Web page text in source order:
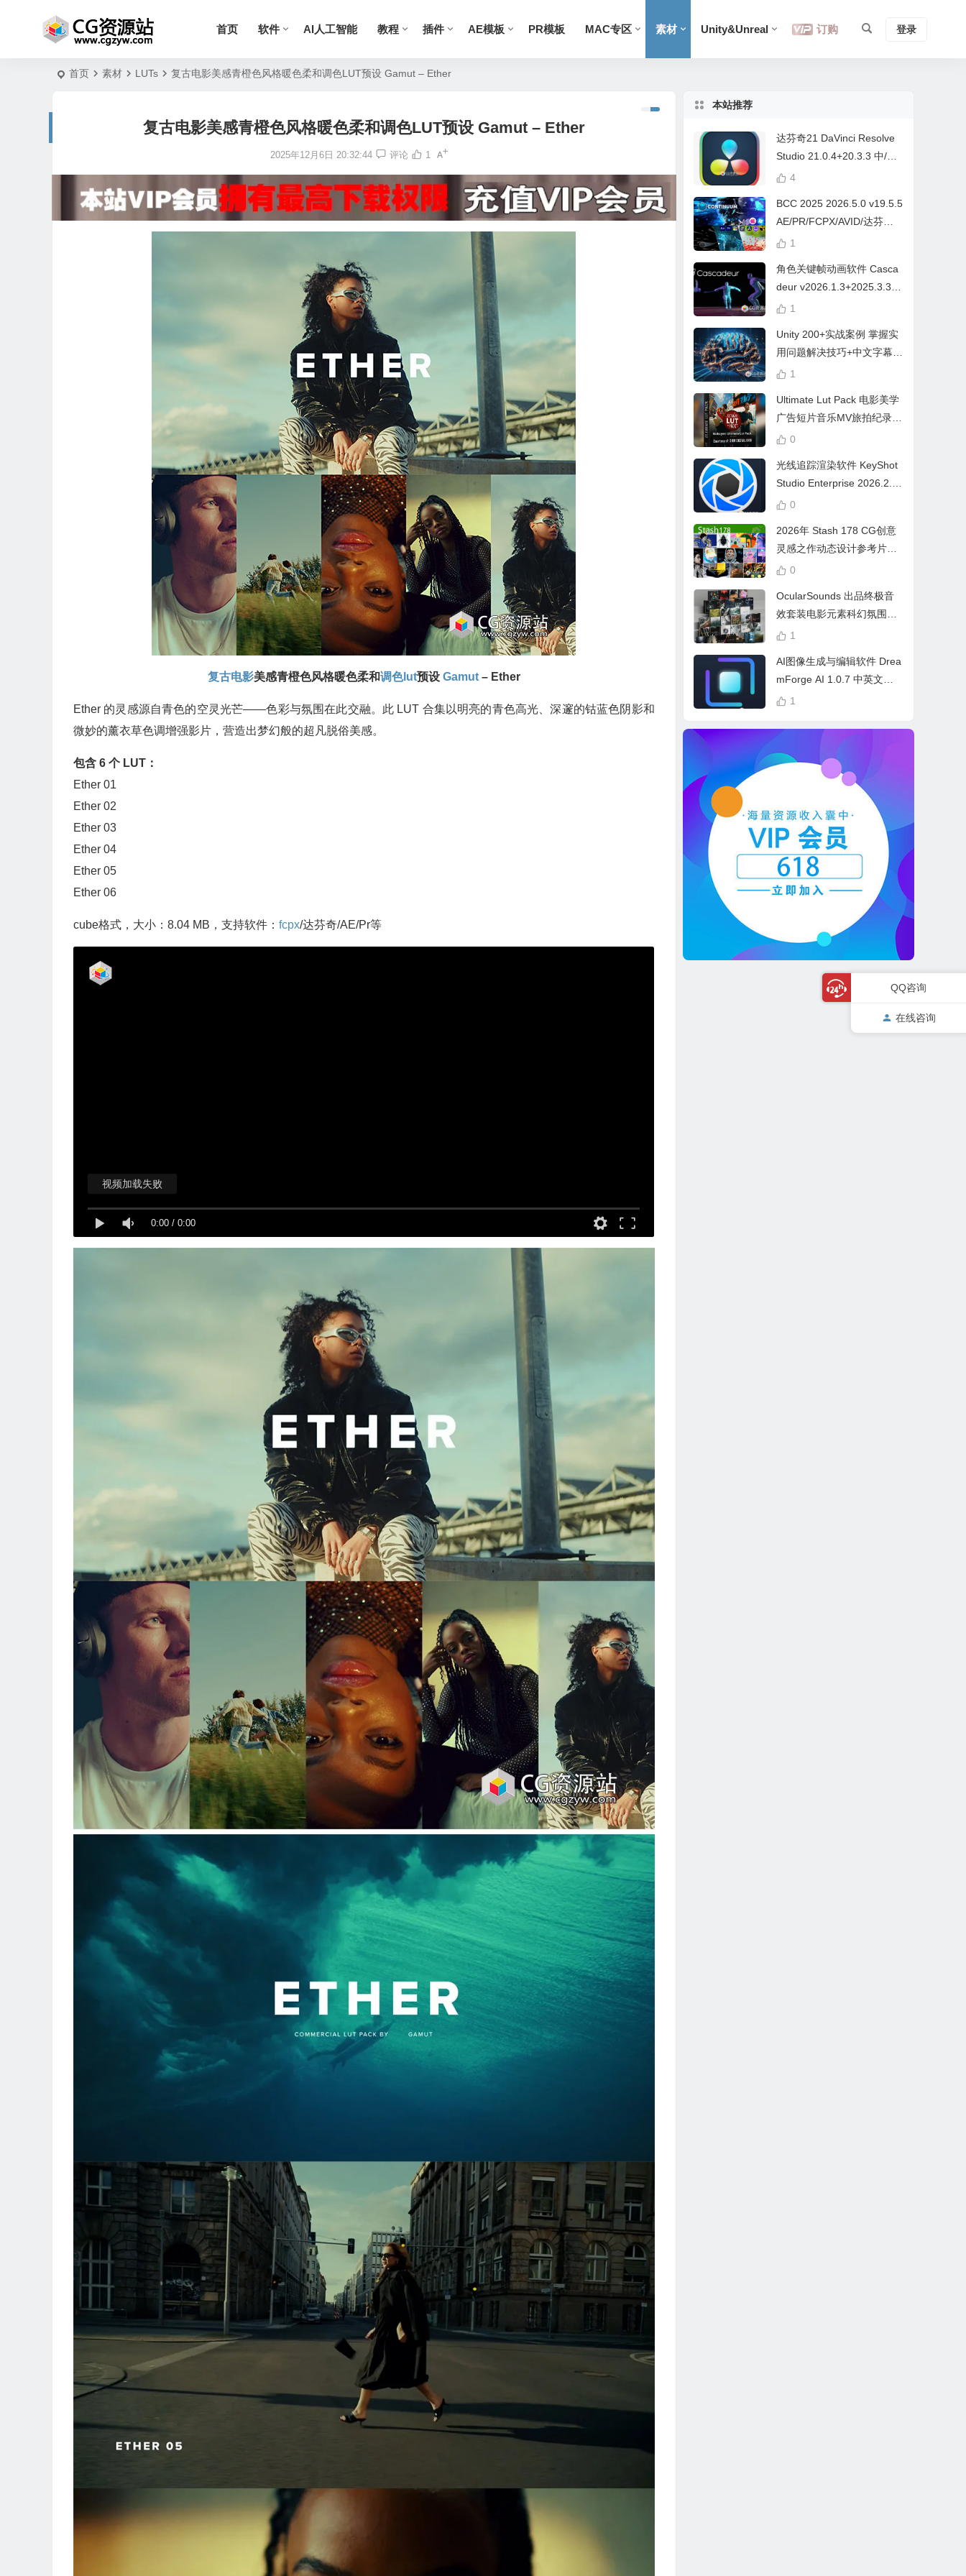
首页 软件 AI人工智能 教程 插件 AE模板 PR模板 MAC专区 素材 Unity&Unreal 订购 登录
首页 素材 LUTs 复古电影美感青橙色风格暖色柔和调色LUT预设 Gamut – Ether
复古电影美感青橙色风格暖色柔和调色LUT预设 Gamut – Ether
2025年12月6日 20:32:44 评论 1
复古电影美感青橙色风格暖色柔和调色lut预设 Gamut– Ether
Ether 的灵感源自青色的空灵光芒——色彩与氛围在此交融。此 LUT 合集以明亮的青色高光、深邃的钴蓝色阴影和
微妙的薰衣草色调增强影片，营造出梦幻般的超凡脱俗美感。
包含 6 个 LUT：
Ether 01
Ether 02
Ether 03
Ether 04
Ether 05
Ether 06
cube格式，大小：8.04 MB，支持软件： fcpx/达芬奇/AE/Pr等
0:00 / 0:00
视频加载失败
本站推荐
达芬奇21 DaVinci Resolve
Studio 21.0.4+20.3.3 中/英
文 Win/Mac
4
BCC 2025 2026.5.0 v19.5.5
AE/PR/FCPX/AVID/达芬奇
视频特效插件Continuum Wi
1
角色关键帧动画软件 Casca
deur v2026.1.3+2025.3.3
Win/Mac+中文字幕教程
1
Unity 200+实战案例 掌握实
用问题解决技巧+中文字幕 L
earn Problem Solving
1
Ultimate Lut Pack 电影美学
广告短片音乐MV旅拍纪录片
视频调色预设
0
光线追踪渲染软件 KeyShot
Studio Enterprise 2026.2.1
Win中文版
0
2026年 Stash 178 CG创意
灵感之作动态设计参考片广
告视频动画短片合集
0
OcularSounds 出品终极音
效套装电影元素科幻氛围冲
击无人机音效素材包 Full Ac
1
AI图像生成与编辑软件 Drea
mForge AI 1.0.7 中英文多
语言 Win 本地离线运行
1
QQ咨询
在线咨询